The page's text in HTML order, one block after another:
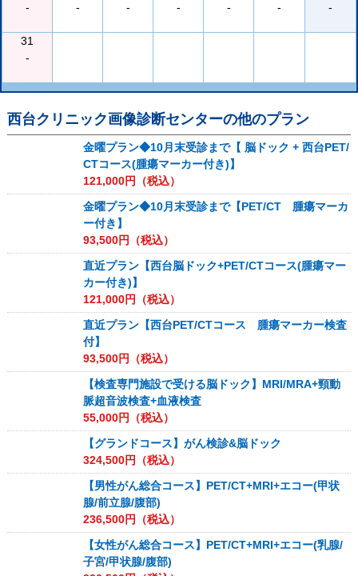
-
-
-
-
-
-
-
31
-
西台クリニック画像診断センターの他のプラン
金曜プラン◆10月末受診まで【 脳ドック + 西台PET/
CTコース(腫瘍マーカー付き)】
121,000円（税込）
金曜プラン◆10月末受診まで【PET/CT 腫瘍マーカ
ー付き】
93,500円（税込）
直近プラン【西台脳ドック+PET/CTコース(腫瘍マー
カー付き)】
121,000円（税込）
直近プラン【西台PET/CTコース 腫瘍マーカー検査
付】
93,500円（税込）
【検査専門施設で受ける脳ドック】MRI/MRA+頸動
脈超音波検査+血液検査
55,000円（税込）
【グランドコース】がん検診&脳ドック
324,500円（税込）
【男性がん総合コース】PET/CT+MRI+エコー(甲状
腺/前立腺/腹部)
236,500円（税込）
【女性がん総合コース】PET/CT+MRI+エコー(乳腺/
子宮/甲状腺/腹部)